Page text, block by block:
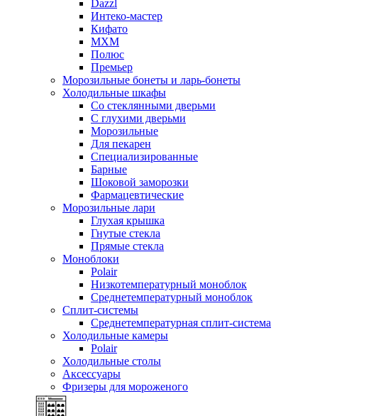
Dazzl
Интеко-мастер
Кифато
МХМ
Полюс
Премьер
Морозильные бонеты и ларь-бонеты
Холодильные шкафы
Со стеклянными дверьми
С глухими дверьми
Морозильные
Для пекарен
Специализированные
Барные
Шоковой заморозки
Фармацевтические
Морозильные лари
Глухая крышка
Гнутые стекла
Прямые стекла
Моноблоки
Polair
Низкотемпературный моноблок
Среднетемпературный моноблок
Сплит-системы
Среднетемпературная сплит-система
Холодильные камеры
Polair
Холодильные столы
Аксессуары
Фризеры для мороженого